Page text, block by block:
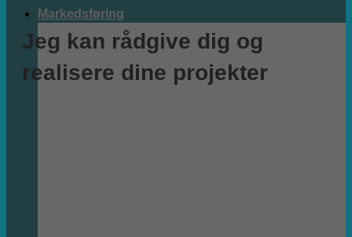
Markedsføring
Jeg kan rådgive dig og
realisere dine projekter